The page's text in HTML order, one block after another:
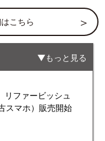
こちら
もっと見る
リファービッシュ
スマホ）販売開始